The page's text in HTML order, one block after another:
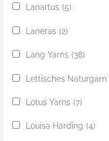
Lanartus (5)
Laneras (2)
Lang Yarns (38)
Lettisches Naturgarn
Lotus Yarns (7)
Louisa Harding (4)